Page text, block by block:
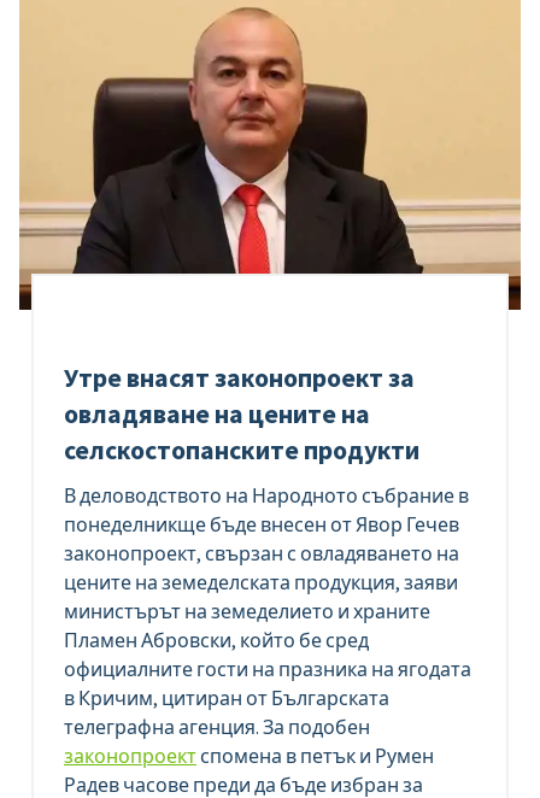
Утре внасят законопроект за
овладяване на цените на
селскостопанските продукти
В деловодството на Народното събрание в
понеделникще бъде внесен от Явор Гечев
законопроект, свързан с овладяването на
цените на земеделската продукция, заяви
министърът на земеделието и храните
Пламен Абровски, който бе сред
официалните гости на празника на ягодата
в Кричим, цитиран от Българската
телеграфна агенция. За подобен
законопроект спомена в петък и Румен
Радев часове преди да бъде избран за